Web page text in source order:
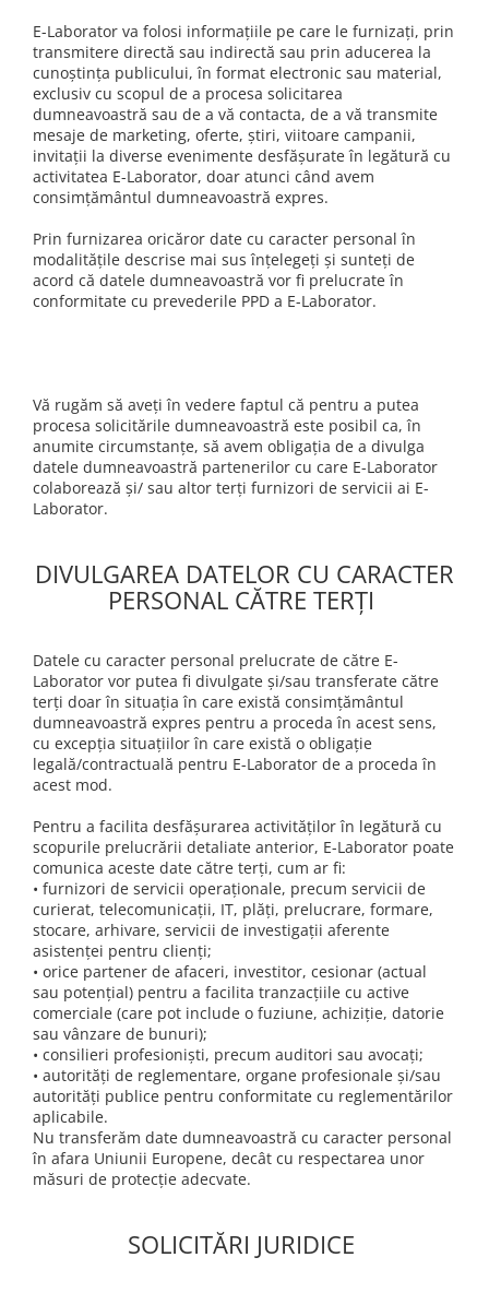
E-Laborator va folosi informațiile pe care le furnizați, prin
transmitere directă sau indirectă sau prin aducerea la
cunoștința publicului, în format electronic sau material,
exclusiv cu scopul de a procesa solicitarea
dumneavoastră sau de a vă contacta, de a vă transmite
mesaje de marketing, oferte, știri, viitoare campanii,
invitații la diverse evenimente desfășurate în legătură cu
activitatea E-Laborator, doar atunci când avem
consimțământul dumneavoastră expres.
Prin furnizarea oricăror date cu caracter personal în
modalitățile descrise mai sus înțelegeți și sunteți de
acord că datele dumneavoastră vor fi prelucrate în
conformitate cu prevederile PPD a E-Laborator.
Vă rugăm să aveți în vedere faptul că pentru a putea
procesa solicitările dumneavoastră este posibil ca, în
anumite circumstanțe, să avem obligația de a divulga
datele dumneavoastră partenerilor cu care E-Laborator
colaborează și/ sau altor terți furnizori de servicii ai E-
Laborator.
DIVULGAREA DATELOR CU CARACTER
PERSONAL CĂTRE TERȚI
Datele cu caracter personal prelucrate de către E-
Laborator vor putea fi divulgate și/sau transferate către
terți doar în situația în care există consimțământul
dumneavoastră expres pentru a proceda în acest sens,
cu excepția situațiilor în care există o obligație
legală/contractuală pentru E-Laborator de a proceda în
acest mod.
Pentru a facilita desfășurarea activităților în legătură cu
scopurile prelucrării detaliate anterior, E-Laborator poate
comunica aceste date către terți, cum ar fi:
• furnizori de servicii operaționale, precum servicii de
curierat, telecomunicații, IT, plăți, prelucrare, formare,
stocare, arhivare, servicii de investigații aferente
asistenței pentru clienți;
• orice partener de afaceri, investitor, cesionar (actual
sau potențial) pentru a facilita tranzacțiile cu active
comerciale (care pot include o fuziune, achiziție, datorie
sau vânzare de bunuri);
• consilieri profesioniști, precum auditori sau avocați;
• autorități de reglementare, organe profesionale și/sau
autorități publice pentru conformitate cu reglementărilor
aplicabile.
Nu transferăm date dumneavoastră cu caracter personal
în afara Uniunii Europene, decât cu respectarea unor
măsuri de protecție adecvate.
SOLICITĂRI JURIDICE